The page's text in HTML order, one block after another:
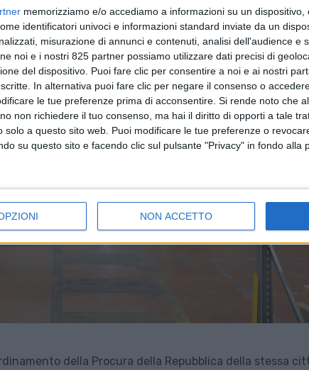
memorizziamo e/o accediamo a informazioni su un
identificatori univoci e informazioni standard inviate da un
misurazione di annunci e contenuti, analisi dell'audience e
noi e i nostri 825 partner possiamo utilizzare dati precisi di
del dispositivo. Puoi fare clic per consentire a noi e ai nostri
In alternativa puoi fare clic per negare il consenso o
le tue preferenze prima di acconsentire. Si rende noto che
non richiedere il tuo consenso, ma hai il diritto di opporti a tale
solo a questo sito web. Puoi modificare le tue preferenze o
su questo sito e facendo clic sul pulsante "Privacy" in fondo alla
NON ACCETTO
della Procura della Repubblica della stessa